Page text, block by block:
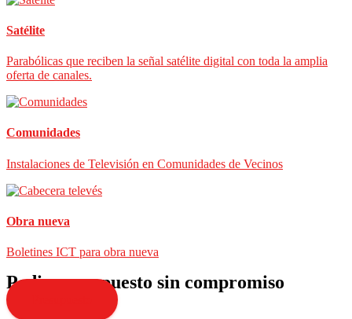
Satélite
Parabólicas que reciben la señal satélite digital con toda la amplia
oferta de canales.
Comunidades
Instalaciones de Televisión en Comunidades de Vecinos
Obra nueva
Boletines ICT para obra nueva
Pedir presupuesto sin compromiso